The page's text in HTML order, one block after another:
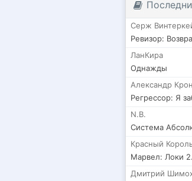
Серж
ЛанКира
Однажды
Александр
N.B.
Система
Красный
Марвел: Локи
Дмитрий